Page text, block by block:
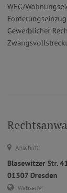
WEG/
Gewerblicher
Anschrift:
Blasewitzer Str.
01307 Dresden
Webseite: